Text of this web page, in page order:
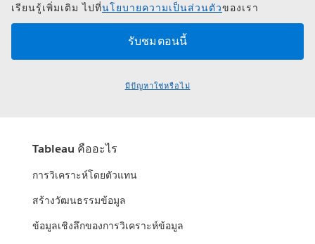
เรียนรู้เพิ่มเติม ไปที่นโยบายความเป็นส่วนตัวของเรา
มีปัญหาใช่หรือไม่
Tableau คืออะไร
การวิเคราะห์โดยตัวแทน
สร้างวัฒนธรรมข้อมูล
ข้อมูลเชิงลึกของการวิเคราะห์ข้อมูล